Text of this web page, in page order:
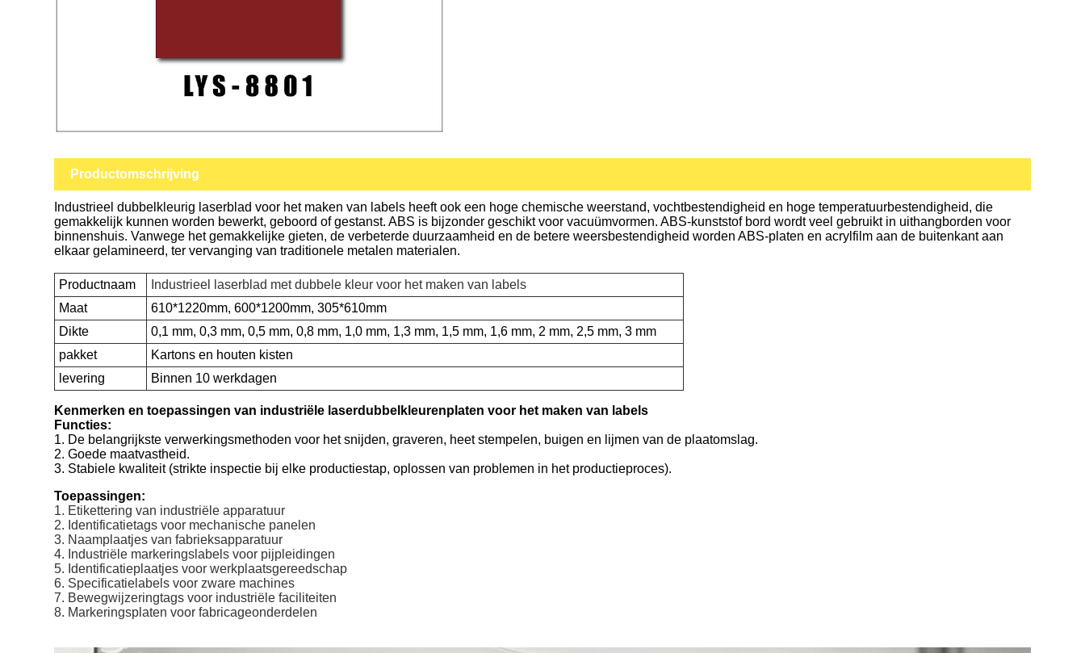
Productomschrijving
Industrieel dubbelkleurig laserblad voor het maken van labels heeft ook een hoge chemische weerstand, vochtbestendigheid en hoge temperatuurbestendigheid, die
gemakkelijk kunnen worden bewerkt, geboord of gestanst. ABS is bijzonder geschikt voor vacuümvormen. ABS-kunststof bord wordt veel gebruikt in uithangborden voor
binnenshuis. Vanwege het gemakkelijke gieten, de verbeterde duurzaamheid en de betere weersbestendigheid worden ABS-platen en acrylfilm aan de buitenkant aan
elkaar gelamineerd, ter vervanging van traditionele metalen materialen.
Productnaam
Industrieel laserblad met dubbele kleur voor het maken van labels
Maat
610*1220mm, 600*1200mm, 305*610mm
Dikte
0,1 mm, 0,3 mm, 0,5 mm, 0,8 mm, 1,0 mm, 1,3 mm, 1,5 mm, 1,6 mm, 2 mm, 2,5 mm, 3 mm
pakket
Kartons en houten kisten
levering
Binnen 10 werkdagen
Kenmerken en toepassingen van industriële laserdubbelkleurenplaten voor het maken van labels
Functies:
1. De belangrijkste verwerkingsmethoden voor het snijden, graveren, heet stempelen, buigen en lijmen van de plaatomslag.
2. Goede maatvastheid.
3. Stabiele kwaliteit (strikte inspectie bij elke productiestap, oplossen van problemen in het productieproces).
Toepassingen:
1. Etikettering van industriële apparatuur
2. Identificatietags voor mechanische panelen
3. Naamplaatjes van fabrieksapparatuur
4. Industriële markeringslabels voor pijpleidingen
5. Identificatieplaatjes voor werkplaatsgereedschap
6. Specificatielabels voor zware machines
7. Bewegwijzeringtags voor industriële faciliteiten
8. Markeringsplaten voor fabricageonderdelen